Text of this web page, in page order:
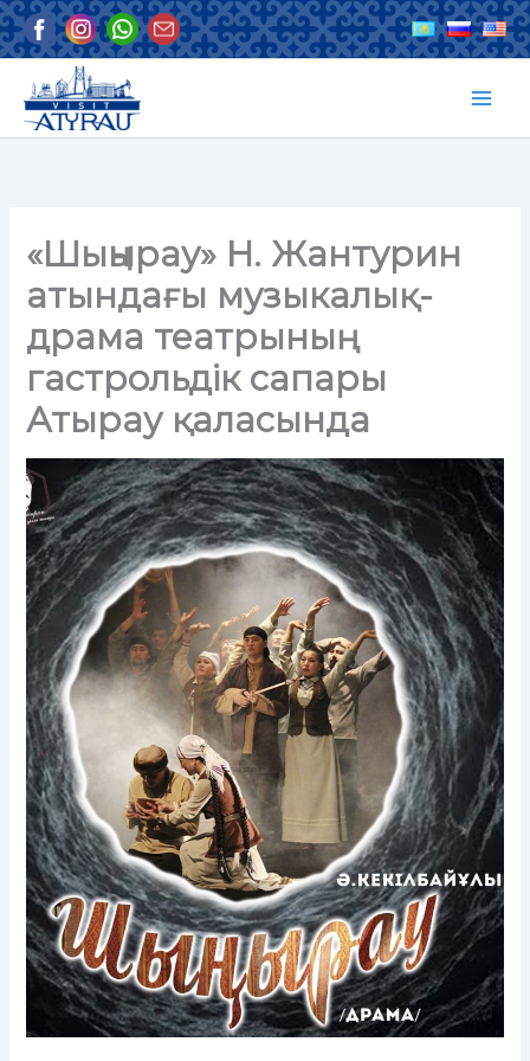
Skip
to
«Шыңырау» Н. Жантурин
атындағы музыкалық-
драма театрының
гастрольдік сапары
Атырау қаласында